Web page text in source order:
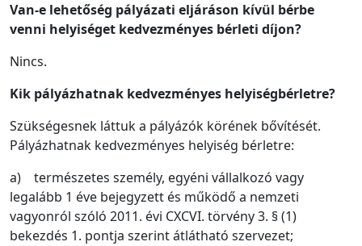
Van-e lehetőség pályázati eljáráson kívül bérbe
venni helyiséget kedvezményes bérleti díjon?
Nincs.
Kik pályázhatnak kedvezményes helyiségbérletre?
Szükségesnek láttuk a pályázók körének bővítését.
Pályázhatnak kedvezményes helyiség bérletre:
a) természetes személy, egyéni vállalkozó vagy
legalább 1 éve bejegyzett és működő a nemzeti
vagyonról szóló 2011. évi CXCVI. törvény 3. § (1)
bekezdés 1. pontja szerint átlátható szervezet;